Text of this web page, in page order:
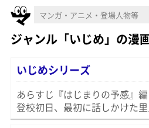
ジャンル「いじめ」の漫
いじめシリーズ
あらすじ『はじまりの予感』
登校初日、最初に話しかけた